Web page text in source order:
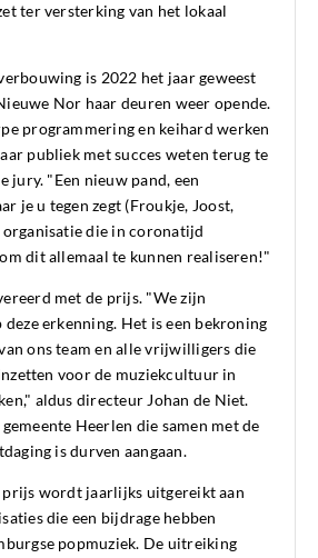
ter versterking van het lokaal
is 2022 het jaar geweest
Nor haar deuren weer opende.
programmering en keihard werken
publiek met succes weten terug te
jury. "Een nieuw pand, een
je u tegen zegt (Froukje, Joost,
die in coronatijd
dit allemaal te kunnen realiseren!"
met de prijs. "We zijn
erkenning. Het is een bekroning
ons team en alle vrijwilligers die
voor de muziekcultuur in
aldus directeur Johan de Niet.
Heerlen die samen met de
is durven aangaan.
prijs wordt jaarlijks uitgereikt aan
die een bijdrage hebben
popmuziek. De uitreiking